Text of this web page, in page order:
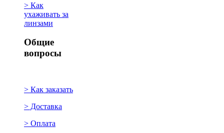
> Как
ухаживать за
линзами
Общие
вопросы
> Как заказать
> Доставка
> Оплата